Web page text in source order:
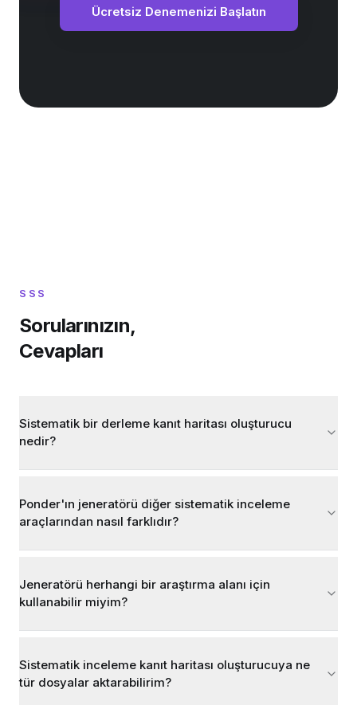
Ücretsiz Denemenizi Başlatın
SSS
Sorularınızın,
Cevapları
Sistematik bir derleme kanıt haritası oluşturucu
nedir?
Ponder'ın jeneratörü diğer sistematik inceleme
araçlarından nasıl farklıdır?
Jeneratörü herhangi bir araştırma alanı için
kullanabilir miyim?
Sistematik inceleme kanıt haritası oluşturucuya ne
tür dosyalar aktarabilirim?